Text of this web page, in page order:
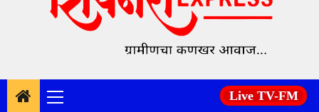
Primary
Live TV-FM